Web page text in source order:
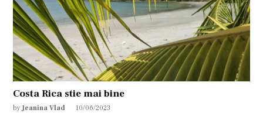
Costa Rica stie mai bine
by Jeanina Vlad 10/06/2023